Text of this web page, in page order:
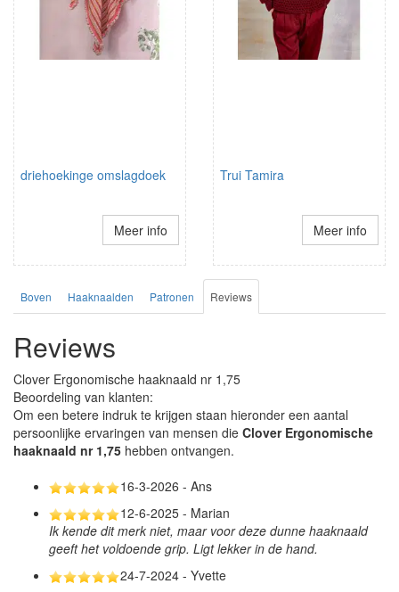
driehoekinge omslagdoek
Meer info
Trui Tamira
Meer info
Boven Haaknaalden Patronen Reviews
Reviews
Clover Ergonomische haaknaald nr 1,75
Beoordeling van klanten:
Om een betere indruk te krijgen staan hieronder een aantal
persoonlijke ervaringen van mensen die Clover Ergonomische
haaknaald nr 1,75 hebben ontvangen.
16-3-2026 - Ans
12-6-2025 - Marian
Ik kende dit merk niet, maar voor deze dunne haaknaald
geeft het voldoende grip. Ligt lekker in de hand.
24-7-2024 - Yvette